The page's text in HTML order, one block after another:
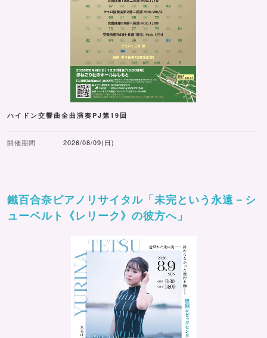
ハイドン交響曲全曲演奏PJ第19回
開催期間 2026/08/09(日)
鐵百合奈ピアノリサイタル「未完という永遠－シ
ューベルト《レリーク》の彼方へ」